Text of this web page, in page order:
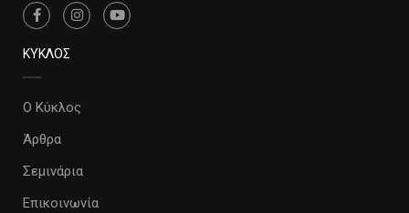
ΚΥΚΛΟΣ
Ο Κύκλος
Άρθρα
Σεμινάρια
Επικοινωνία